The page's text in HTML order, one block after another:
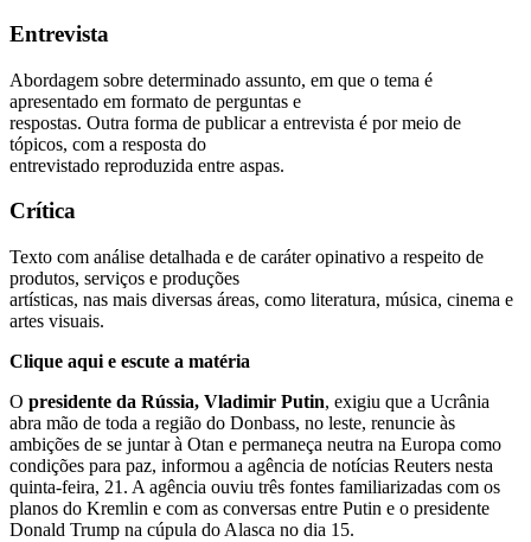
Entrevista
Abordagem sobre determinado assunto, em que o tema é
apresentado em formato de perguntas e
respostas. Outra forma de publicar a entrevista é por meio de
tópicos, com a resposta do
entrevistado reproduzida entre aspas.
Crítica
Texto com análise detalhada e de caráter opinativo a respeito de
produtos, serviços e produções
artísticas, nas mais diversas áreas, como literatura, música, cinema e
artes visuais.
Clique aqui e escute a matéria
O presidente da Rússia, Vladimir Putin, exigiu que a Ucrânia
abra mão de toda a região do Donbass, no leste, renuncie às
ambições de se juntar à Otan e permaneça neutra na Europa como
condições para paz, informou a agência de notícias Reuters nesta
quinta-feira, 21. A agência ouviu três fontes familiarizadas com os
planos do Kremlin e com as conversas entre Putin e o presidente
Donald Trump na cúpula do Alasca no dia 15.